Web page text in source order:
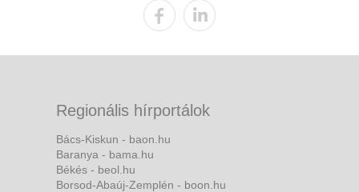
Regionális hírportálok
Bács-Kiskun - baon.hu
Baranya - bama.hu
Békés - beol.hu
Borsod-Abaúj-Zemplén - boon.hu